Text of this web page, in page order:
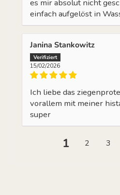
es mir absolut nicht
einfach aufgelöst in
Janina Stankowitz
15/02/2026
Ich liebe das
vorallem mit meiner
super
1 2 3